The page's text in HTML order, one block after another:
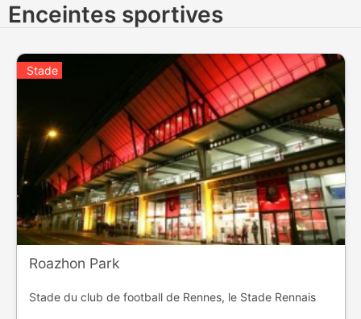
Enceintes sportives
Stade
Roazhon Park
Stade du club de football de Rennes, le Stade Rennais